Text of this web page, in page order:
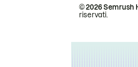
© 2026 Semrush
riservati.